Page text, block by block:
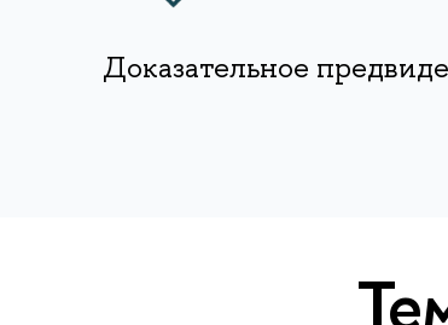
Доказательное